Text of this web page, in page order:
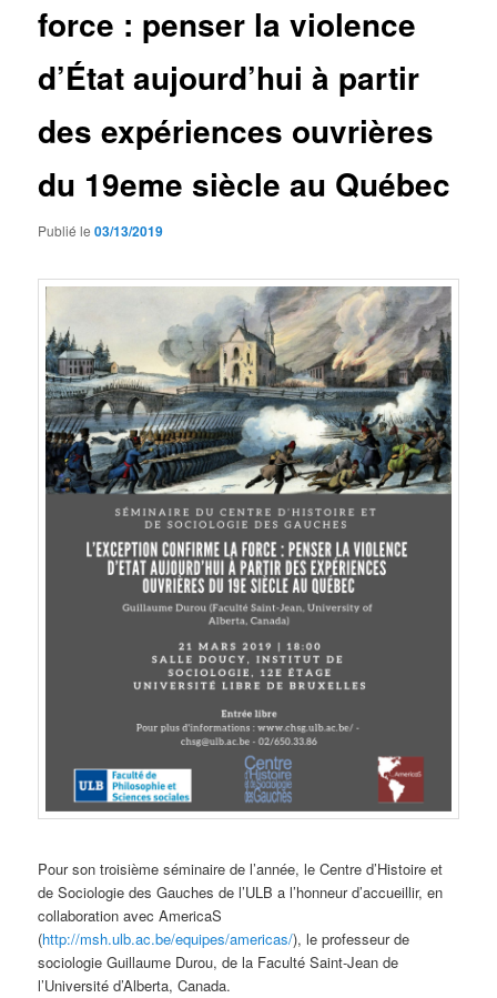
force : penser la violence
d’État aujourd’hui à partir
des expériences ouvrières
du 19eme siècle au Québec
Publié le03/13/2019
Pour son troisième séminaire de l’année, le Centre d’Histoire et
de Sociologie des Gauches de l’ULB a l’honneur d’accueillir, en
collaboration avec AmericaS
(http://msh.ulb.ac.be/equipes/americas/), le professeur de
sociologie Guillaume Durou, de la Faculté Saint-Jean de
l’Université d’Alberta, Canada.